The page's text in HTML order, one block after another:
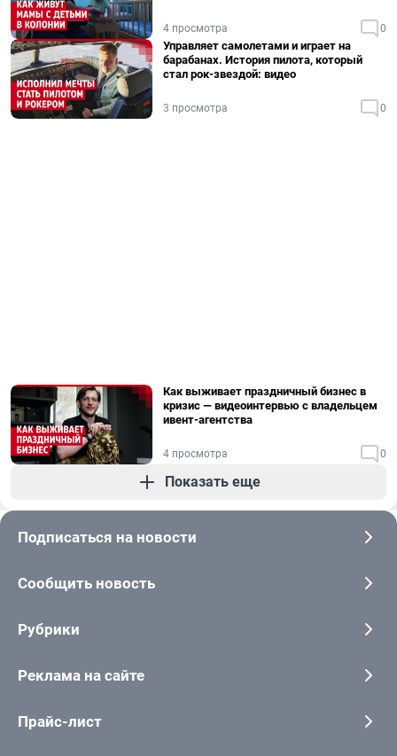
4 просмотра 0
Управляет самолетами и играет на
барабанах. История пилота, который
стал рок-звездой: видео
3 просмотра 0
Как выживает праздничный бизнес в
кризис — видеоинтервью с владельцем
ивент-агентства
4 просмотра 0
Показать еще
Подписаться на новости
Сообщить новость
Рубрики
Реклама на сайте
Прайс-лист